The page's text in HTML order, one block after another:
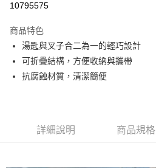
上海商業儲蓄銀行
臺灣中小企業銀行
匯豐（台灣）商業銀行
聯邦商業銀行
元大商業銀行
LINE Pay
Apple Pay
ATM付款
10795575
商品特色
湯匙與叉子合二為一的輕巧設計
可折疊結構，方便收納與攜帶
抗腐蝕材質，清潔簡便
詳細說明 商品規格